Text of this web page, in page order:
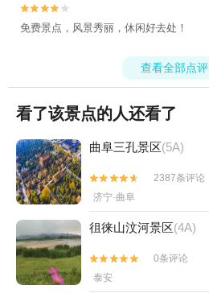


免费景点，风景秀丽，休闲好去处！
查看全部点评
看了该景点的人还看了
曲阜三孔景区(5A)


2387条评论
济宁·曲阜
徂徕山汶河景区(4A)


0条评论
泰安